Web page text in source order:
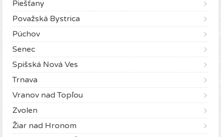
Piešťany
Považská Bystrica
Púchov
Senec
Spišská Nová Ves
Trnava
Vranov nad Topľou
Zvolen
Žiar nad Hronom